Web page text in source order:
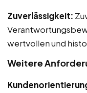
Zuverlässigkeit:
wertvollen und
Weitere